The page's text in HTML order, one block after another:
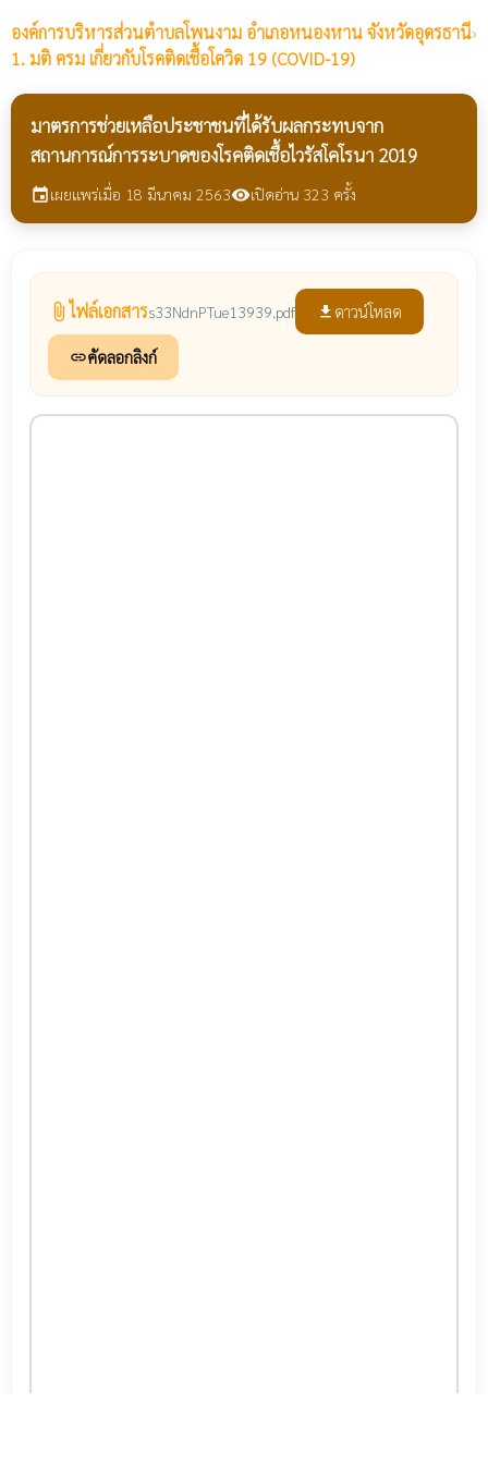
องค์การบริหารส่วนตำบลโพนงาม อำเภอหนองหาน จังหวัดอุดรธานี›
1. มติ ครม เกี่ยวกับโรคติดเชื้อโควิด 19 (COVID-19)
มาตรการช่วยเหลือประชาชนที่ได้รับผลกระทบจาก
สถานการณ์การระบาดของโรคติดเชื้อไวรัสโคโรนา 2019
eventเผยแพร่เมื่อ 18 มีนาคม 2563visibilityเปิดอ่าน 323 ครั้ง
attach_file ไฟล์เอกสารs33NdnPTue13939.pdf file_download ดาวน์โหลด
linkคัดลอกลิงก์